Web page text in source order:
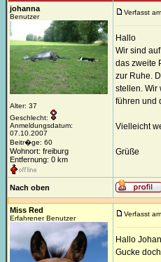
johanna
Benutzer
Alter: 37
Geschlecht:
Anmeldungsdatum:
07.10.2007
Beitr�ge: 60
Wohnort: freiburg
Entfernung: 0 km
Verfasst
Hallo
Wir sind
das zweite
zur Ruhe.
stellen. Wir
führen und
Vielleicht
Grüße
Nach oben
Miss Red
Erfahrener Benutzer
Verfasst
Hallo
Gucke